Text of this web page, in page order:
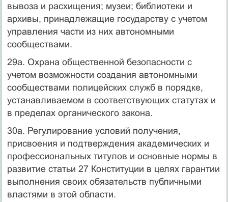
вывоза и расхищения; музеи; библиотеки и
архивы, принадлежащие государству с учетом
управления части из них автономными
сообществами.
29а. Охрана общественной безопасности с
учетом возможности создания автономными
сообществами полицейских служб в порядке,
устанавливаемом в соответствующих статутах и
в пределах органического закона.
30а. Регулирование условий получения,
присвоения и подтверждения академических и
профессиональных титулов и основные нормы в
развитие статьи 27 Конституции в целях гарантии
выполнения своих обязательств публичными
властями в этой области.